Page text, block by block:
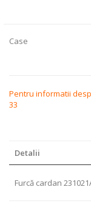
images
Case
Pentru informatii
33
Detalii
Furcă cardan